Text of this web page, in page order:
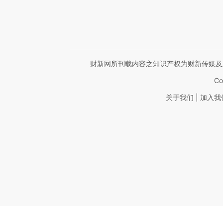
财新网所刊载内容之知识产权为财新传媒
关于我们 加入我